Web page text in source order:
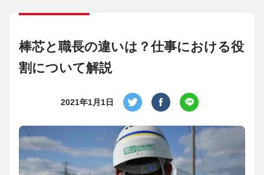
棒芯と職長の違いは？仕事における役
割について解説
2021年1月1日